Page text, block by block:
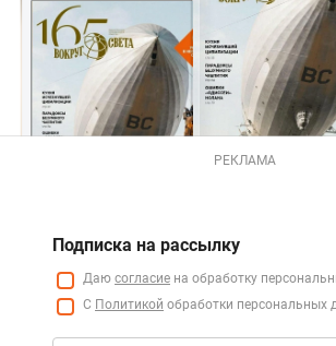
РЕКЛАМА
Подписка на рассылку
Даю согласие на обработку
С Политикой обработки персональных